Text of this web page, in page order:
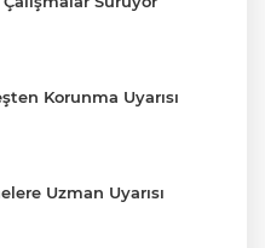
Korunma Uyarısı
Uzman Uyarısı